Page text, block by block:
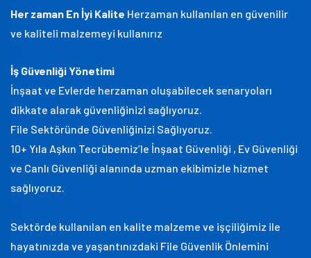
Her zaman En İyi Kalite Herzaman kullanılan en güvenilir
ve kaliteli malzemeyi kullanırız
İş Güvenliği Yönetimi
İnşaat ve Evlerde herzaman oluşabilecek senaryoları
dikkate alarak güvenliğinizi sağlıyoruz.
File Sektöründe Güvenliğinizi Sağlıyoruz.
10+ Yıla Aşkın Tecrübemiz’le İnşaat Güvenliği , Ev Güvenliği
ve Canlı Güvenliği alanında uzman ekibimizle hizmet
sağlıyoruz.
Sektörde kullanılan en kalite malzeme ve işçiliğimiz ile
hayatınızda ve yaşantınızdaki File Güvenlik Önlemini